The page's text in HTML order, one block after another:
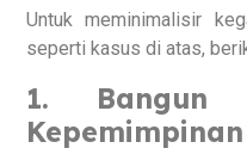
Untuk meminimalisir
seperti kasus di atas,
1. Bangun